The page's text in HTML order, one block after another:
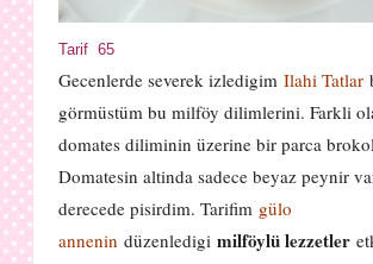
Tarif 65
Gecenlerde severek izledigim Ilahi Tatlar
görmüstüm bu milföy dilimlerini. Farkli
domates diliminin üzerine bir parca
Domatesin altinda sadece beyaz peynir
derecede pisirdim. Tarifim gülo
annenin düzenledigi milföylü lezzetler